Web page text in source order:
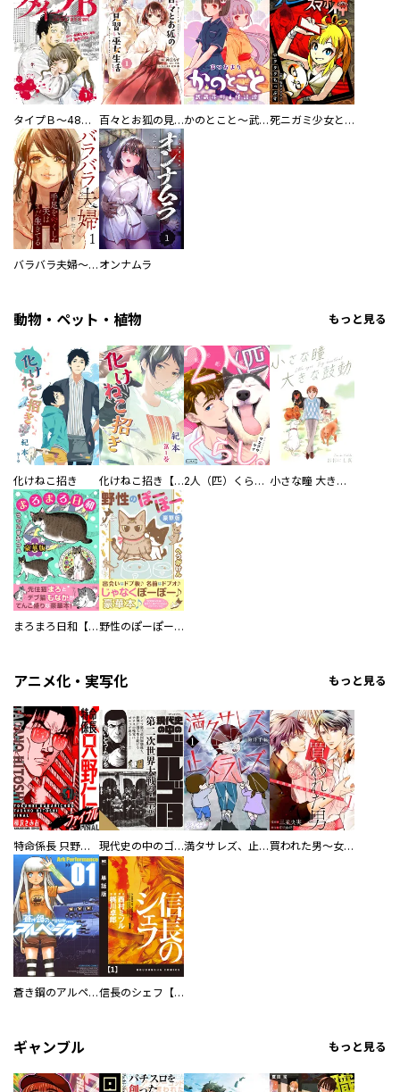
タイプＢ～48時間後、致死率100％～【単話】 百々とお狐の見習い巫女生活【単行本版】 かのとこと～武蔵花町怪話譚～ 【連載版】 死ニガミ少女とスマホ神
バラバラ夫婦～手足をなくした夫はまだ生きてる オンナムラ
動物・ペット・植物 もっと見る
化けねこ招き 化けねこ招き【描きおろし付合冊版】 2人（匹）くらし。 小さな瞳 大きな鼓動
まろまろ日和【豪華版】 野性のぽーぽー【豪華版】
アニメ化・実写化 もっと見る
特命係長 只野仁ファイナル 愛蔵版 現代史の中のゴルゴ13 満タサレズ、止メラレズ 買われた男～女性限定快感セラピスト～【描き下ろしおまけ付き特装版】
蒼き鋼のアルペジオ 信長のシェフ【単話版】
ギャンブル もっと見る